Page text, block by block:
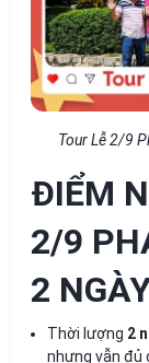
Tour Lễ 2/9
ĐIỂM
2/9
2
Thời lượng 2
nhưng vẫn đủ